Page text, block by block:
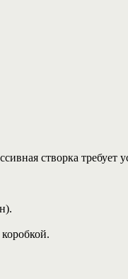
створка требует